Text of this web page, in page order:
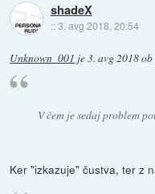
shadeX
::3. avg 2018, 20:54
Unknown_001 je3. avg 2018
V čem je sedaj problem
Ker "izkazuje" čustva, ter z